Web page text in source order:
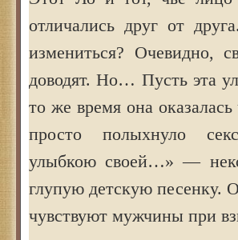
отличались друг от
измениться? Очевидно,
доводят. Но… Пусть эта
то же время она
просто полыхнуло
улыбкою своей…» —
глупую детскую песенку.
чувствуют мужчины при